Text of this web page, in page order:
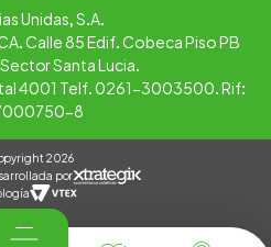
Unidas, S.A.
Calle 85 Edif. Cobeca Piso PB
Santa Lucia.
4001 Telf. 0261-3003500. Rif:
8
2026
por